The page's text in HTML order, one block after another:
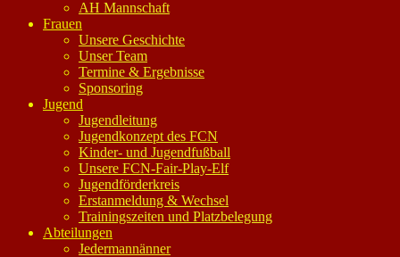
AH Mannschaft
Frauen
Unsere Geschichte
Unser Team
Termine & Ergebnisse
Sponsoring
Jugend
Jugendleitung
Jugendkonzept des FCN
Kinder- und Jugendfußball
Unsere FCN-Fair-Play-Elf
Jugendförderkreis
Erstanmeldung & Wechsel
Trainingszeiten und Platzbelegung
Abteilungen
Jedermannänner